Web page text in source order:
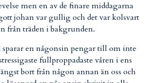
men en av de finare middagarna
johan var gullig och det var kolsvart
från träden i bakgrunden.
sparar en någonsin pengar till om inte
fullproppadaste våren i ens
bort från någon annan än oss och